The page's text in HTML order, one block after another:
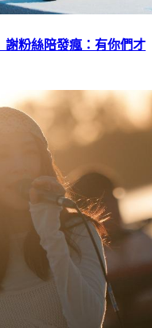
粉絲陪發瘋：有你們才